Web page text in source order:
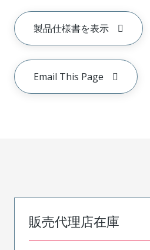
製品仕様書を表示
Email This Page
販売代理店在庫